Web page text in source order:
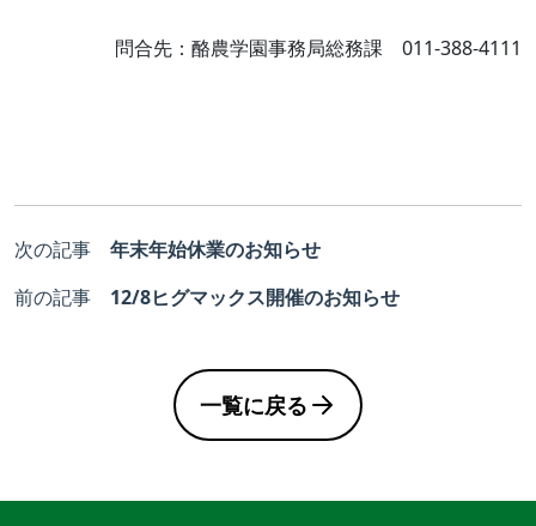
問合先：酪農学園事務局総務課 011-388-4111
次の記事
年末年始休業のお知らせ
前の記事
12/8ヒグマックス開催のお知らせ
一覧に戻る